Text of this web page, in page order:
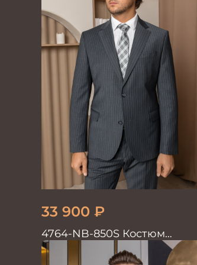
33 900 ₽
4764-NB-850S Костюм
мужской двойка в полоску